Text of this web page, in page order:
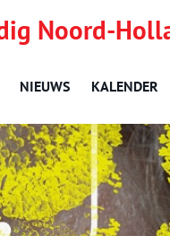
Noord-
NIEUWS KALENDER